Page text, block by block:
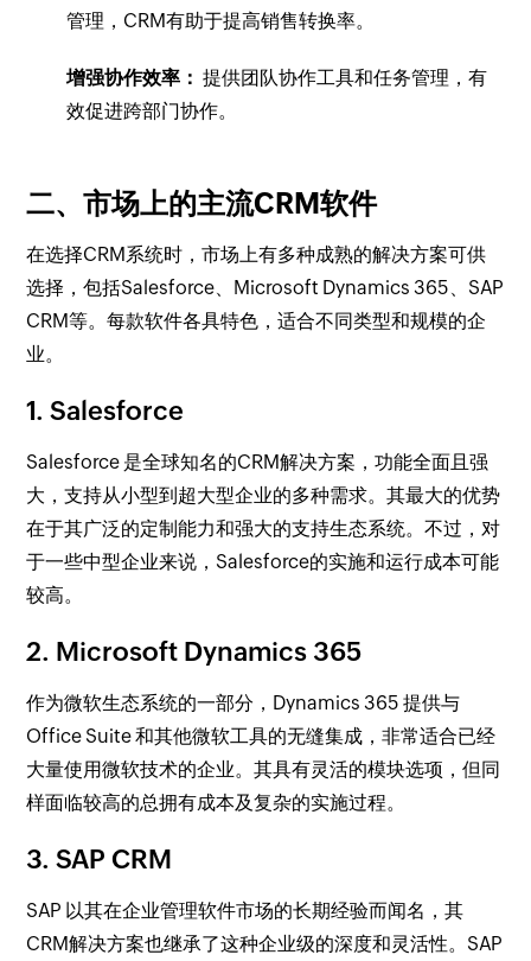
管理，CRM有助于提高销售转换率。
增强协作效率： 提供团队协作工具和任务管理，有
效促进跨部门协作。
二、市场上的主流CRM软件
在选择CRM系统时，市场上有多种成熟的解决方案可供
选择，包括Salesforce、Microsoft Dynamics 365、SAP
CRM等。每款软件各具特色，适合不同类型和规模的企
业。
1. Salesforce
Salesforce 是全球知名的CRM解决方案，功能全面且强
大，支持从小型到超大型企业的多种需求。其最大的优势
在于其广泛的定制能力和强大的支持生态系统。不过，对
于一些中型企业来说，Salesforce的实施和运行成本可能
较高。
2. Microsoft Dynamics 365
作为微软生态系统的一部分，Dynamics 365 提供与
Office Suite 和其他微软工具的无缝集成，非常适合已经
大量使用微软技术的企业。其具有灵活的模块选项，但同
样面临较高的总拥有成本及复杂的实施过程。
3. SAP CRM
SAP 以其在企业管理软件市场的长期经验而闻名，其
CRM解决方案也继承了这种企业级的深度和灵活性。SAP